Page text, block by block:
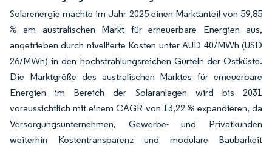
Solarenergie machte im Jahr 2025 einen Marktanteil von 59,85
% am australischen Markt für erneuerbare Energien aus,
angetrieben durch nivellierte Kosten unter AUD 40/MWh (USD
26/MWh) in den hochstrahlungsreichen Gürteln der Ostküste.
Die Marktgröße des australischen Marktes für erneuerbare
Energien im Bereich der Solaranlagen wird bis 2031
voraussichtlich mit einem CAGR von 13,22 % expandieren, da
Versorgungsunternehmen, Gewerbe- und Privatkunden
weiterhin Kostentransparenz und modulare Baubarkeit